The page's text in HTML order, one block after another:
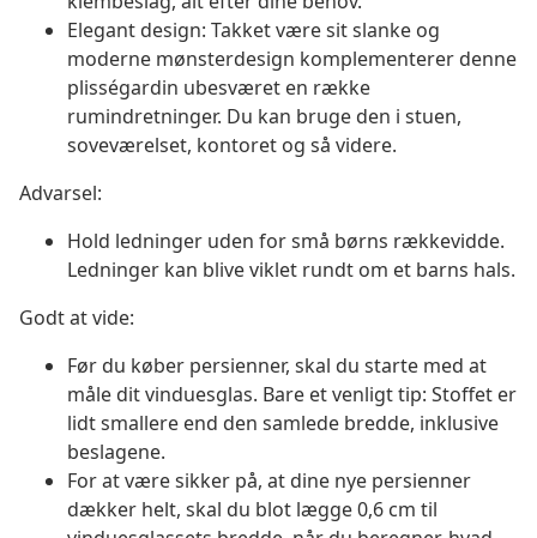
Elegant design: Takket være sit slanke og
moderne mønsterdesign komplementerer denne
plisségardin ubesværet en række
rumindretninger. Du kan bruge den i stuen,
soveværelset, kontoret og så videre.
Advarsel:
Hold ledninger uden for små børns rækkevidde.
Ledninger kan blive viklet rundt om et barns hals.
Godt at vide:
Før du køber persienner, skal du starte med at
måle dit vinduesglas. Bare et venligt tip: Stoffet er
lidt smallere end den samlede bredde, inklusive
beslagene.
For at være sikker på, at dine nye persienner
dækker helt, skal du blot lægge 0,6 cm til